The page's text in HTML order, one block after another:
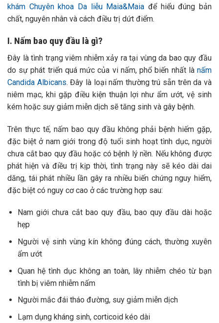
khám Chuyên khoa Da liễu Maia&Maia để hiểu đúng bản
chất, nguyên nhân và cách điều trị dứt điểm.
I. Nấm bao quy đầu là gì?
Đây là tình trạng viêm nhiễm xảy ra tại vùng da bao quy đầu
do sự phát triển quá mức của vi nấm, phổ biến nhất là nấm
Candida Albicans. Đây là loại nấm thường trú sẵn trên da và
niêm mạc, khi gặp điều kiện thuận lợi như ẩm ướt, vệ sinh
kém hoặc suy giảm miễn dịch sẽ tăng sinh và gây bệnh.
Trên thực tế, nấm bao quy đầu không phải bệnh hiếm gặp,
đặc biệt ở nam giới trong độ tuổi sinh hoạt tình dục, người
chưa cắt bao quy đầu hoặc có bệnh lý nền. Nếu không được
phát hiện và điều trị kịp thời, tình trạng này sẽ kéo dài dai
dăng, tái phát nhiều lần gây ra nhiều biến chứng nguy hiểm,
đặc biệt có nguy cơ cao ở các trường hợp sau:
Nam giới chưa cắt bao quy đầu, bao quy đầu dài hoặc
hẹp
Người vệ sinh vùng kín không đúng cách, thường xuyên
ẩm ướt
Quan hệ tình dục không an toàn, lây nhiễm chéo từ bạn
tình bị viêm nhiễm nấm
Người mắc đái tháo đường, suy giảm miễn dịch
Lạm dụng kháng sinh, corticoid kéo dài